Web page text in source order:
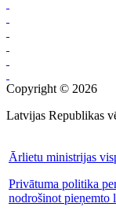
Copyright © 2026
Latvijas Republikas
Ārlietu ministrijas
Privātuma politika
nodrošinot pieņemto